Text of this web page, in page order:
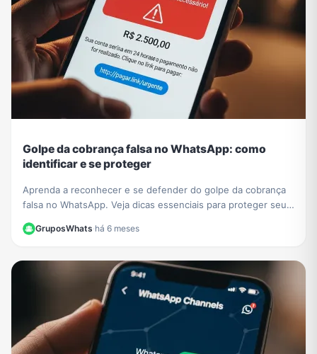
Golpe da cobrança falsa no WhatsApp: como
identificar e se proteger
Aprenda a reconhecer e se defender do golpe da cobrança
falsa no WhatsApp. Veja dicas essenciais para proteger seus
GruposWhats·há 6 meses